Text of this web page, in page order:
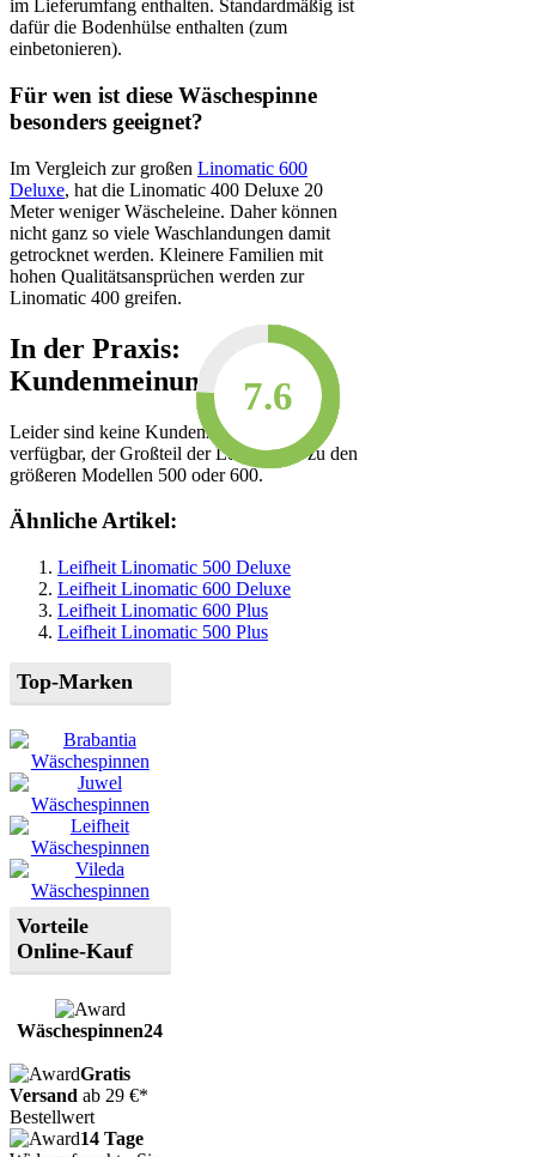
im Lieferumfang enthalten. Standardmäßig ist
dafür die Bodenhülse enthalten (zum
einbetonieren).
Für wen ist diese Wäschespinne
besonders geeignet?
Im Vergleich zur großen Linomatic 600
Deluxe, hat die Linomatic 400 Deluxe 20
Meter weniger Wäscheleine. Daher können
nicht ganz so viele Waschlandungen damit
getrocknet werden. Kleinere Familien mit
hohen Qualitätsansprüchen werden zur
Linomatic 400 greifen.
In der Praxis:
Kundenmeinungen
Leider sind keine Kundenmeinungen
verfügbar, der Großteil der Leute greift zu den
größeren Modellen 500 oder 600.
Ähnliche Artikel:
Leifheit Linomatic 500 Deluxe
Leifheit Linomatic 600 Deluxe
Leifheit Linomatic 600 Plus
Leifheit Linomatic 500 Plus
Top-Marken
Vorteile
Online-Kauf
Wäschespinnen24
Gratis
Versand ab 29 €*
Bestellwert
14 Tage
8.9
8.6
7.9
7.9
7.9
7.8
7.7
7.6
7.6
7.6